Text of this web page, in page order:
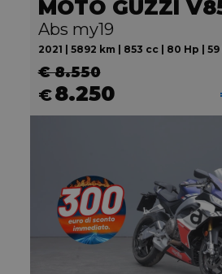
MOTO GUZZI
Abs my19
2021 | 5892 km | 853 cc | 80 Hp | 59
€ 8.550
€8.250